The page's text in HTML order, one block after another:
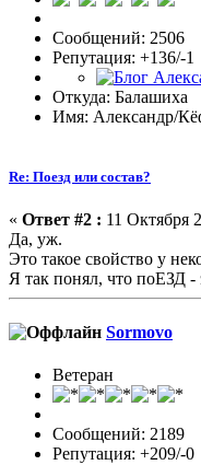
Сообщений: 2506
Репутация: +136/-1
Откуда: Балашиха
Имя: Александр/
Re: Поезд или состав?
« Ответ #2 : 11 Октября
Да, уж.
Это такое свойство у
Я так понял, что поЕЗД -
Sormovo
Ветеран
Сообщений: 2189
Репутация: +209/-0